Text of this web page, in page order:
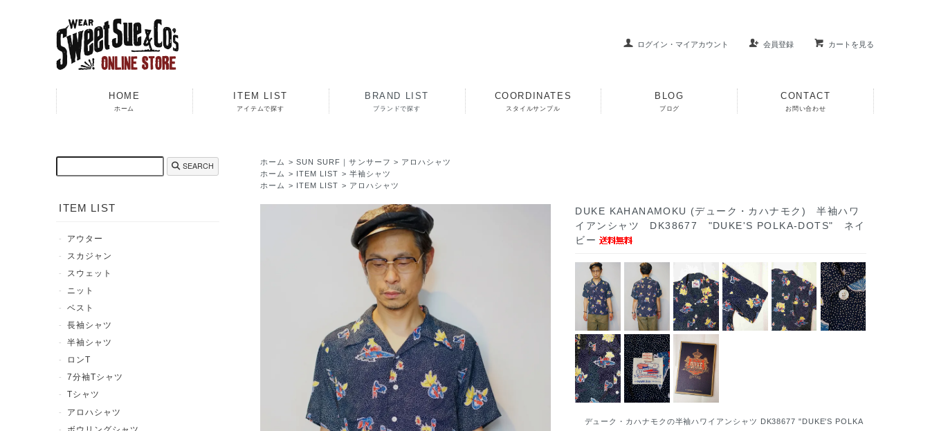
ログイン・マイアカウント 会員登録 カートを見る
HOME
ホーム
ITEM LIST
アイテムで探す
BRAND LIST
ブランドで探す
COORDINATES
スタイルサンプル
BLOG
ブログ
CONTACT
お問い合わせ
ホーム > SUN SURF｜サンサーフ > アロハシャツ
ホーム > ITEM LIST > 半袖シャツ
ホーム > ITEM LIST > アロハシャツ
DUKE KAHANAMOKU (デューク・カハナモク) 半袖ハワ
イアンシャツ DK38677 "DUKE'S POLKA-DOTS" ネイ
ビー
デューク・カハナモクの半袖ハワイアンシャツ DK38677 "DUKE'S POLKA
SEARCH
ITEM LIST
アウター
スカジャン
スウェット
ニット
ベスト
長袖シャツ
半袖シャツ
ロンT
7分袖Tシャツ
Tシャツ
アロハシャツ